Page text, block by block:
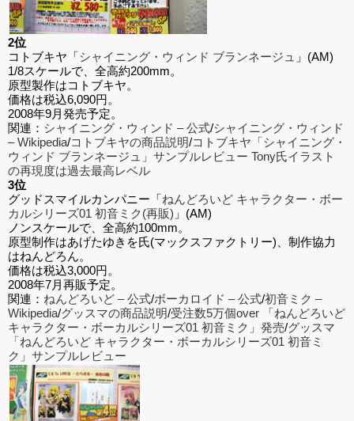
2位
コトブキヤ「シャイニング・ウィンド ブランネージュ 」(AM)
1/8スケールで、全高約200mm。
原型製作はコトブキヤ。
価格は税込6,090円。
2008年9月発売予定。
関連： シャイニング・ウィンド – 公式/シャイニング・ウィンド
– Wikipedia/コトブキヤの商品説明/コトブキヤ「シャイニング・
ウィンド ブランネージュ」サンプルレビュー Tony氏イラスト
の再現度は過去最高レベル
3位
グッドスマイルカンパニー「ねんどろいど キャラクター・ボー
カルシリーズ01 初音ミク(再販) 」(AM)
ノンスケールで、全高約100mm。
原型制作はあげたゆきを氏(マックスファクトリー)、制作協力
はねんどろん。
価格は税込3,000円。
2008年7月再販予定。
関連： ねんどろいど – 公式/ボーカロイド – 公式/初音ミク –
Wikipedia/グッスマの商品説明/受注数5万個over 「ねんどろいど
キャラクター・ボーカルシリーズ01 初音ミク」発売/グッスマ
「ねんどろいど キャラクター・ボーカルシリーズ01 初音ミ
ク」サンプルレビュー